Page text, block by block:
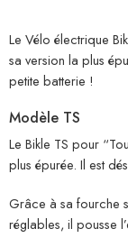
Le Vélo électrique
sa version la plus
petite batterie !
Modèle TS
Le Bikle TS pour
plus épurée. Il est
Grâce à sa fourche
réglables, il pousse